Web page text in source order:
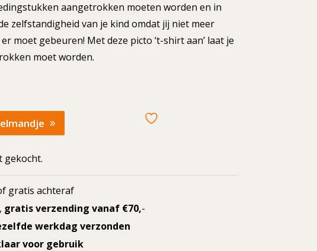
aangetrokken moeten worden en in
zelfstandigheid van je kind omdat jij niet meer
moet gebeuren! Met deze picto ‘t-shirt aan’ laat je
moet worden.
gekocht.
gratis achteraf
gratis verzending vanaf €70,-
werkdag verzonden
voor gebruik